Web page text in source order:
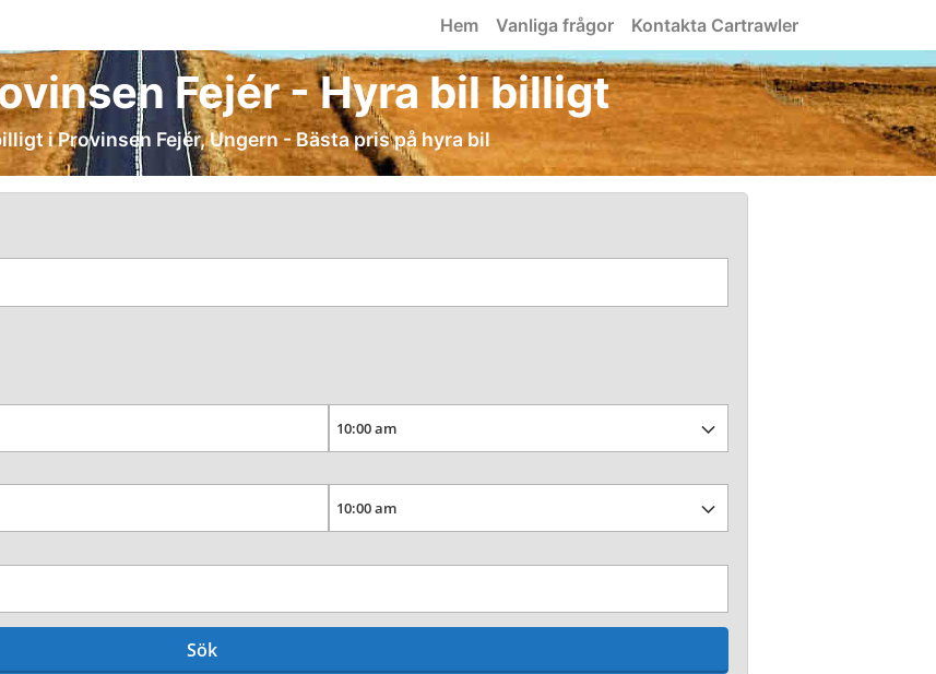
Hem Vanliga frågor Kontakta Cartrawler
Fejér - Hyra bil billigt
i Provinsen Fejér, Ungern - Bästa pris på hyra bil
Sök